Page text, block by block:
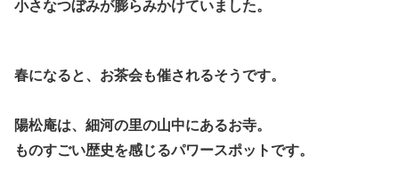
小さなつぼみが膨らみかけていました。
春になると、お茶会も催されるそうです。
陽松庵は、細河の里の山中にあるお寺。
ものすごい歴史を感じるパワースポットです。